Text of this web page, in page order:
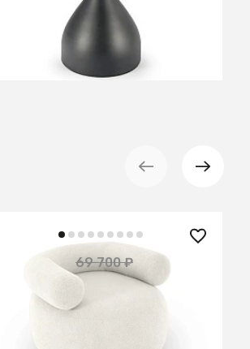
В КОРЗИНУ
62 730 ₽ 69 700 ₽ — 10%
Кресло Tirella вращающееся